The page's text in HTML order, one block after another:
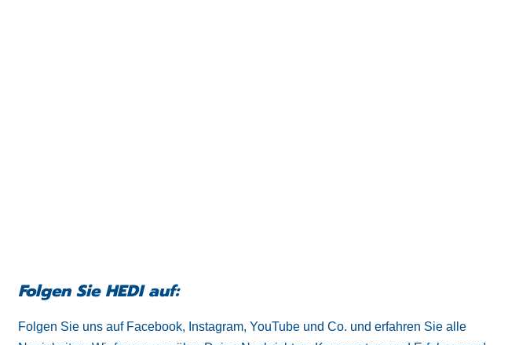
Folgen Sie HEDI auf:
Folgen Sie uns auf Facebook, Instagram, YouTube und Co. und erfahren Sie alle